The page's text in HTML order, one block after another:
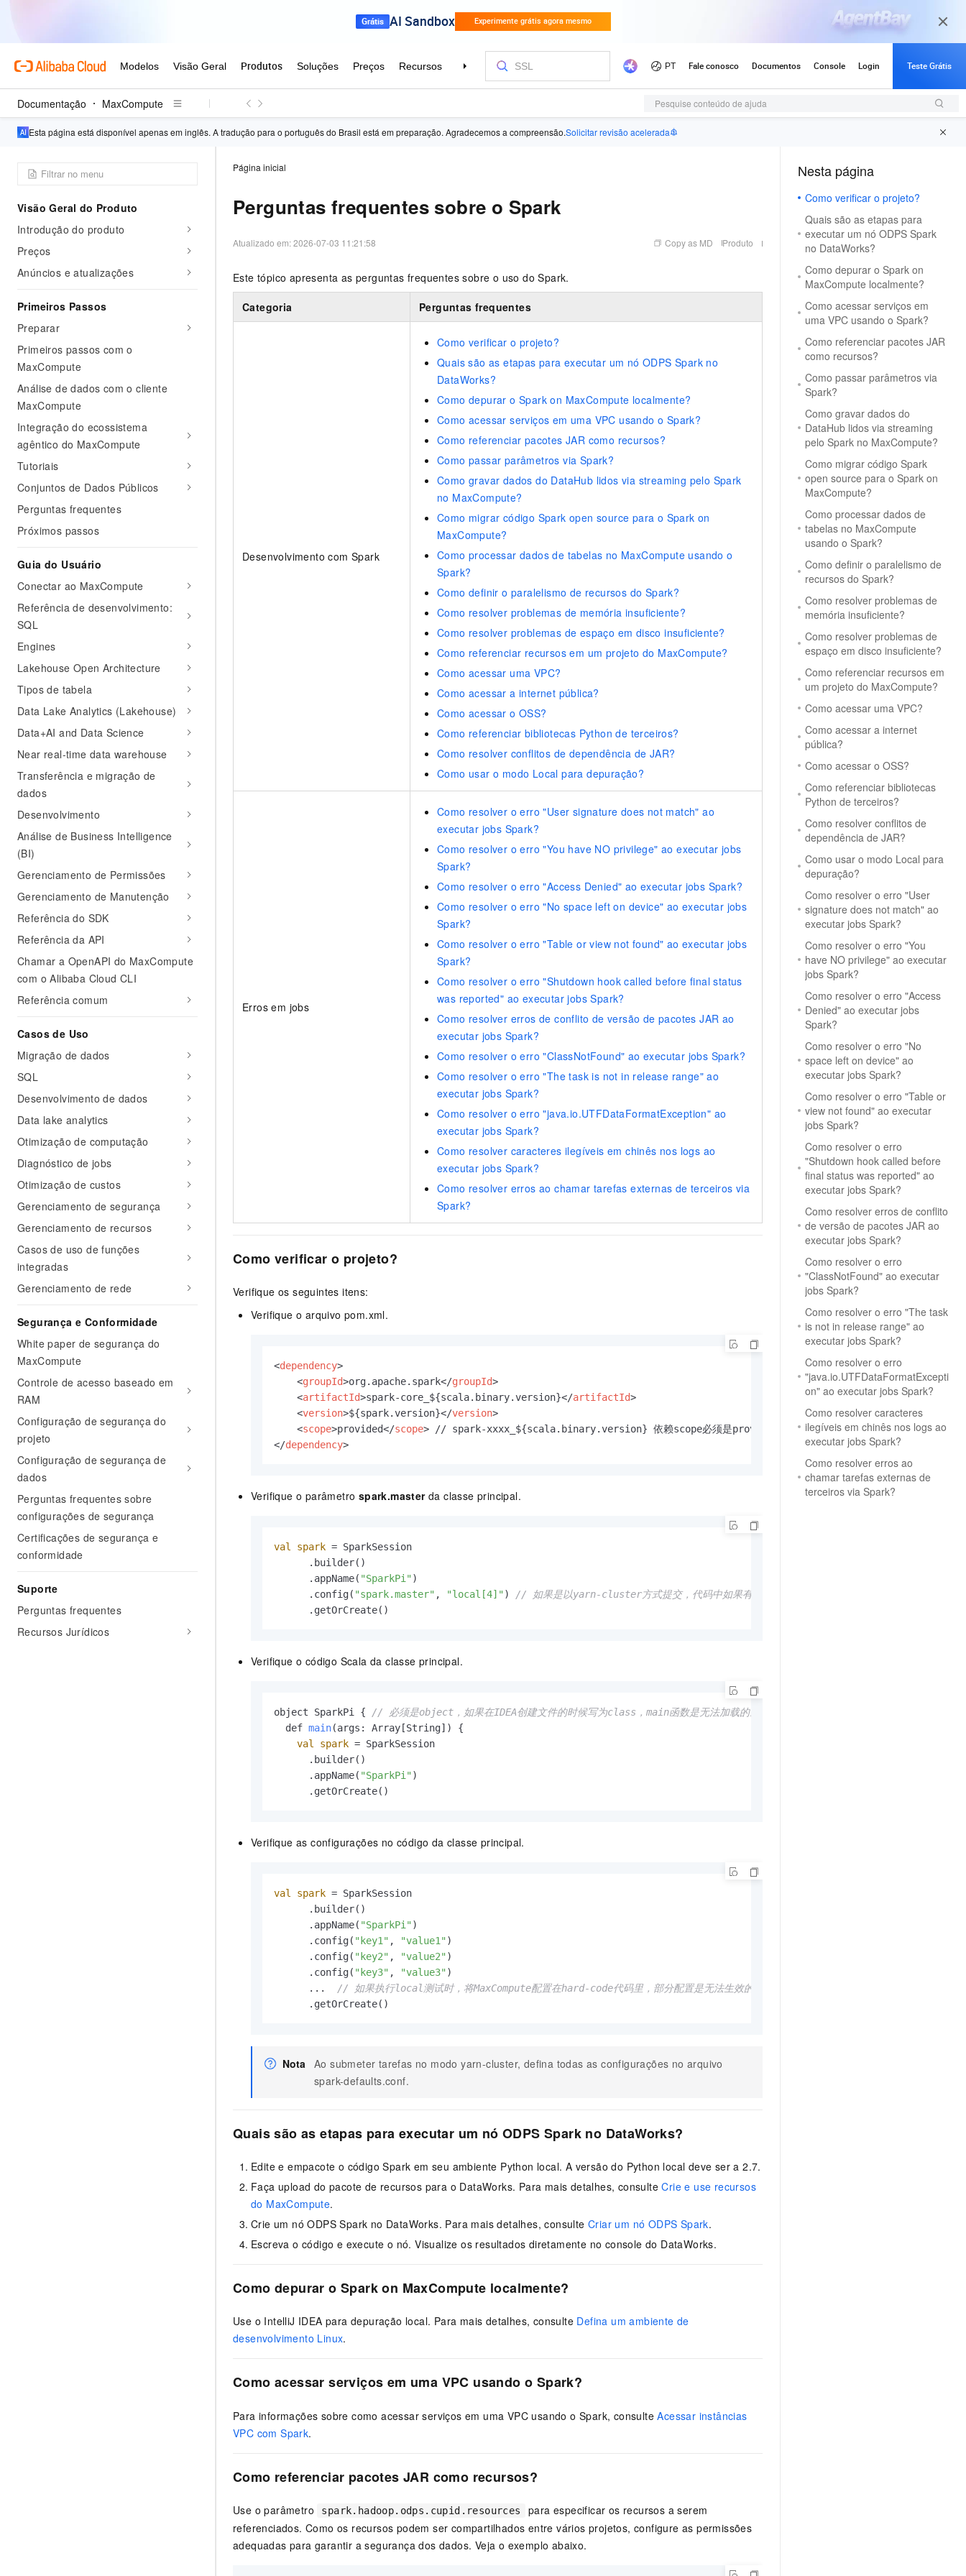
Documentação MaxCompute Pesquise conteúdo de ajuda
Esta página está disponível apenas em inglês. A tradução para o português do Brasil está em preparação. Agradecemos a compreensão.Solicitar revisão acelerada
Visão Geral do Produto
Introdução do produto
Preços
Anúncios e atualizações
Primeiros Passos
Preparar
Primeiros passos com o
MaxCompute
Análise de dados com o cliente
MaxCompute
Integração do ecossistema
agêntico do MaxCompute
Tutoriais
Conjuntos de Dados Públicos
Perguntas frequentes
Próximos passos
Guia do Usuário
Conectar ao MaxCompute
Referência de desenvolvimento:
SQL
Engines
Lakehouse Open Architecture
Tipos de tabela
Data Lake Analytics (Lakehouse)
Data+AI and Data Science
Near real-time data warehouse
Transferência e migração de
dados
Desenvolvimento
Análise de Business Intelligence
(BI)
Gerenciamento de Permissões
Gerenciamento de Manutenção
Referência do SDK
Referência da API
Chamar a OpenAPI do MaxCompute
com o Alibaba Cloud CLI
Referência comum
Casos de Uso
Migração de dados
SQL
Desenvolvimento de dados
Data lake analytics
Otimização de computação
Diagnóstico de jobs
Otimização de custos
Gerenciamento de segurança
Gerenciamento de recursos
Casos de uso de funções
integradas
Gerenciamento de rede
Segurança e Conformidade
White paper de segurança do
MaxCompute
Controle de acesso baseado em
RAM
Configuração de segurança do
projeto
Configuração de segurança de
dados
Perguntas frequentes sobre
configurações de segurança
Certificações de segurança e
conformidade
Suporte
Perguntas frequentes
Recursos Jurídicos
Página inicial
Perguntas frequentes sobre o Spark
Atualizado em:2026-07-03 11:21:58 Copy as MD Produto
Este tópico apresenta as perguntas frequentes sobre o uso do Spark.
Categoria Perguntas frequentes
Desenvolvimento com Spark
Como verificar o projeto?
Quais são as etapas para executar um nó ODPS Spark no
DataWorks?
Como depurar o Spark on MaxCompute localmente?
Como acessar serviços em uma VPC usando o Spark?
Como referenciar pacotes JAR como recursos?
Como passar parâmetros via Spark?
Como gravar dados do DataHub lidos via streaming pelo Spark
no MaxCompute?
Como migrar código Spark open source para o Spark on
MaxCompute?
Como processar dados de tabelas no MaxCompute usando o
Spark?
Como definir o paralelismo de recursos do Spark?
Como resolver problemas de memória insuficiente?
Como resolver problemas de espaço em disco insuficiente?
Como referenciar recursos em um projeto do MaxCompute?
Como acessar uma VPC?
Como acessar a internet pública?
Como acessar o OSS?
Como referenciar bibliotecas Python de terceiros?
Como resolver conflitos de dependência de JAR?
Como usar o modo Local para depuração?
Erros em jobs
Como resolver o erro "User signature does not match" ao
executar jobs Spark?
Como resolver o erro "You have NO privilege" ao executar jobs
Spark?
Como resolver o erro "Access Denied" ao executar jobs Spark?
Como resolver o erro "No space left on device" ao executar jobs
Spark?
Como resolver o erro "Table or view not found" ao executar jobs
Spark?
Como resolver o erro "Shutdown hook called before final status
was reported" ao executar jobs Spark?
Como resolver erros de conflito de versão de pacotes JAR ao
executar jobs Spark?
Como resolver o erro "ClassNotFound" ao executar jobs Spark?
Como resolver o erro "The task is not in release range" ao
executar jobs Spark?
Como resolver o erro "java.io.UTFDataFormatException" ao
executar jobs Spark?
Como resolver caracteres ilegíveis em chinês nos logs ao
executar jobs Spark?
Como resolver erros ao chamar tarefas externas de terceiros via
Spark?
Como verificar o projeto?
Verifique os seguintes itens:
Verifique o arquivopom.xml.
<dependency>
<groupId>org.apache.spark</groupId>
<artifactId>spark-core_${scala.binary.version}</artifactId>
<version>${spark.version}</version>
<scope>provided</scope>
</dependency>
Verifique o parâmetro spark.masterda classe principal.
val spark = SparkSession
      .builder()
      .appName(
"SparkPi" )
      .config(
"spark.master" , "local[4]" )
// 如果是以yarn-cluster方式提交，代码中如果有local[N]的配置，将会报错。
      .getOrCreate()
Verifique o código Scala da classe principal.
object SparkPi {
// 必须是object，如果在IDEA创建文件的时候写为class，main函数是无法加载的。
  def
main(args: Array[String])
{
val
spark = SparkSession
      .builder()
      .appName(
"SparkPi" )
      .getOrCreate()
Verifique as configurações no código da classe principal.
val spark = SparkSession
      .builder()
      .appName(
"SparkPi" )
      .config(
"key1" , "value1" )
      .config(
"key2" , "value2" )
      .config(
"key3" , "value3" )
      ...
// 如果执行local测试时，将MaxCompute配置在hard-code代码里，部分配置是无法生效的。
      .getOrCreate()
Nota Ao submeter tarefas no modo yarn-cluster, defina todas as configurações no arquivo
spark-defaults.conf.
Quais são as etapas para executar um nó ODPS Spark no DataWorks?
Edite e empacote o código Spark em seu ambiente Python local. A versão do Python local deve ser a 2.7.
Faça upload do pacote de recursos para o DataWorks. Para mais detalhes, consulteCrie e use recursos
do MaxCompute.
Crie um nó ODPS Spark no DataWorks. Para mais detalhes, consulte Criar um nó ODPS Spark.
Escreva o código e execute o nó. Visualize os resultados diretamente no console do DataWorks.
Como depurar o Spark on MaxCompute localmente?
Use o IntelliJ IDEA para depuração local. Para mais detalhes, consulte Defina um ambiente de
desenvolvimento Linux.
Como acessar serviços em uma VPC usando o Spark?
Para informações sobre como acessar serviços em uma VPC usando o Spark, consulteAcessar instâncias
VPC com Spark.
Como referenciar pacotes JAR como recursos?
Use o parâmetro spark.hadoop.odps.cupid.resources
para especificar os recursos a serem
referenciados. Como os recursos podem ser compartilhados entre vários projetos, configure as permissões
adequadas para garantir a segurança dos dados. Veja o exemplo abaixo.
Nesta página
Como verificar o projeto?
Quais são as etapas para
executar um nó ODPS Spark
no DataWorks?
Como depurar o Spark on
MaxCompute localmente?
Como acessar serviços em
uma VPC usando o Spark?
Como referenciar pacotes JAR
como recursos?
Como passar parâmetros via
Spark?
Como gravar dados do
DataHub lidos via streaming
pelo Spark no MaxCompute?
Como migrar código Spark
open source para o Spark on
MaxCompute?
Como processar dados de
tabelas no MaxCompute
usando o Spark?
Como definir o paralelismo de
recursos do Spark?
Como resolver problemas de
memória insuficiente?
Como resolver problemas de
espaço em disco insuficiente?
Como referenciar recursos em
um projeto do MaxCompute?
Como acessar uma VPC?
Como acessar a internet
pública?
Como acessar o OSS?
Como referenciar bibliotecas
Python de terceiros?
Como resolver conflitos de
dependência de JAR?
Como usar o modo Local para
depuração?
Como resolver o erro "User
signature does not match" ao
executar jobs Spark?
Como resolver o erro "You
have NO privilege" ao executar
jobs Spark?
Como resolver o erro "Access
Denied" ao executar jobs
Spark?
Como resolver o erro "No
space left on device" ao
executar jobs Spark?
Como resolver o erro "Table or
view not found" ao executar
jobs Spark?
Como resolver o erro
"Shutdown hook called before
final status was reported" ao
executar jobs Spark?
Como resolver erros de conflito
de versão de pacotes JAR ao
executar jobs Spark?
Como resolver o erro
"ClassNotFound" ao executar
jobs Spark?
Como resolver o erro "The task
is not in release range" ao
executar jobs Spark?
Como resolver o erro
"java.io.UTFDataFormatExcepti
on" ao executar jobs Spark?
Como resolver caracteres
ilegíveis em chinês nos logs ao
executar jobs Spark?
Como resolver erros ao
chamar tarefas externas de
terceiros via Spark?